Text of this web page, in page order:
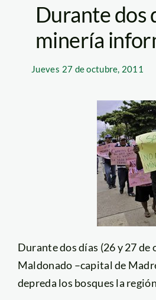
Durante dos
minería
Jueves 27 de octubre, 2011
Durante dos días (26 y 27
Maldonado –capital de
depreda los bosques la